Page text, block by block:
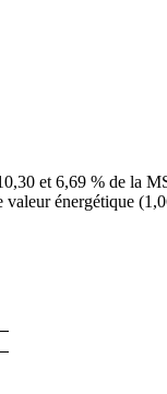
et 6,69 % de la
valeur énergétique